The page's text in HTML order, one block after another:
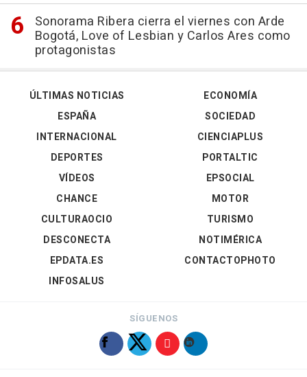
Sonorama Ribera cierra el viernes con Arde
Bogotá, Love of Lesbian y Carlos Ares como
protagonistas
ÚLTIMAS NOTICIAS
ESPAÑA
INTERNACIONAL
DEPORTES
VÍDEOS
ECONOMÍA
SOCIEDAD
CIENCIAPLUS
PORTALTIC
EPSOCIAL
CHANCE
CULTURAOCIO
DESCONECTA
EPDATA.ES
INFOSALUS
MOTOR
TURISMO
NOTIMÉRICA
CONTACTOPHOTO
SÍGUENOS